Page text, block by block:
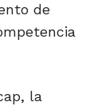
de
la